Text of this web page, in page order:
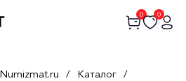
0 0
/ Каталог /